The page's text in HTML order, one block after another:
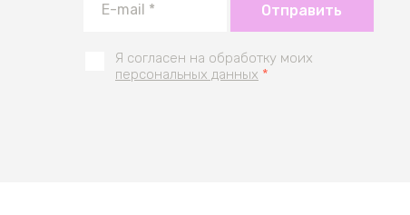
Я согласен на обработку моих
персональных данных *
Отправить